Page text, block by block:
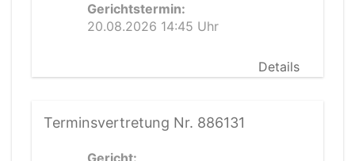
Gerichtstermin:
20.08.2026 14:45 Uhr
Details
Terminsvertretung Nr. 886131
Gericht: